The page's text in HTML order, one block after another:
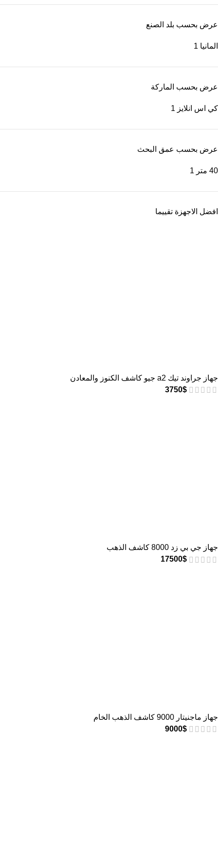
عرض بحسب بلد الصنع
المانيا 1
عرض بحسب الماركة
كي اس انلايز 1
عرض بحسب عمق البحث
40 متر 1
افضل الاجهزة تقييما
جهاز جراوند تيك a2 جيو كاشف الكنوز والمعادن
3750$
جهاز جي بي زد 8000 كاشف الذهب
17500$
جهاز ماجنيتار 9000 كاشف الذهب الخام
9000$